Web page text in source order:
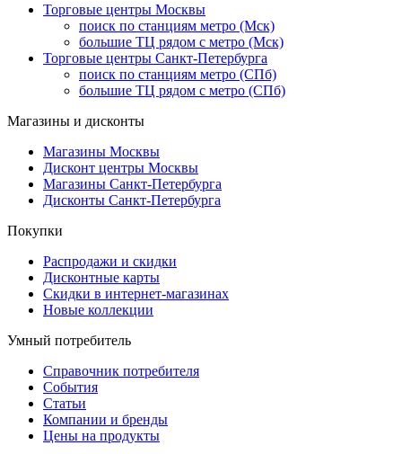
Торговые центры Москвы
поиск по станциям метро (Мск)
большие ТЦ рядом с метро (Мск)
Торговые центры Санкт-Петербурга
поиск по станциям метро (СПб)
большие ТЦ рядом с метро (СПб)
Магазины и дисконты
Магазины Москвы
Дисконт центры Москвы
Магазины Санкт-Петербурга
Дисконты Санкт-Петербурга
Покупки
Распродажи и скидки
Дисконтные карты
Скидки в интернет-магазинах
Новые коллекции
Умный потребитель
Справочник потребителя
События
Статьи
Компании и бренды
Цены на продукты